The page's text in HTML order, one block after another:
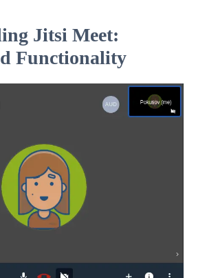
Jitsi Meet:
Functionality